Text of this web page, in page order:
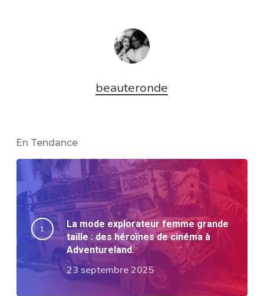
beauteronde
En Tendance
La mode explorateur femme grande
taille : des héroïnes de cinéma à
Adventureland.
23 septembre 2025